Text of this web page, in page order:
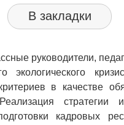
В закладки
руководители,
экологического
в качестве
кадровых